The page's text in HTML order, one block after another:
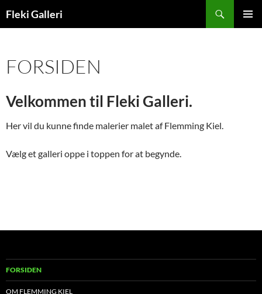
tilFleki Galleri
FORSIDEN
Velkommen til Fleki Galleri.
Her vil du kunne finde malerier malet af Flemming Kiel.
Vælg et galleri oppe i toppen for at begynde.
FORSIDEN
OM FLEMMING KIEL